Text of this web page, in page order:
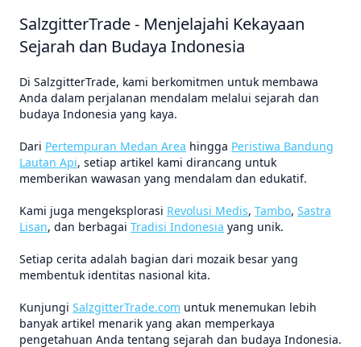
SalzgitterTrade - Menjelajahi Kekayaan
Sejarah dan Budaya Indonesia
Di SalzgitterTrade, kami berkomitmen untuk membawa
Anda dalam perjalanan mendalam melalui sejarah dan
budaya Indonesia yang kaya.
Dari Pertempuran Medan Area hingga Peristiwa Bandung
Lautan Api, setiap artikel kami dirancang untuk
memberikan wawasan yang mendalam dan edukatif.
Kami juga mengeksplorasi Revolusi Medis, Tambo, Sastra
Lisan, dan berbagai Tradisi Indonesia yang unik.
Setiap cerita adalah bagian dari mozaik besar yang
membentuk identitas nasional kita.
Kunjungi SalzgitterTrade.com untuk menemukan lebih
banyak artikel menarik yang akan memperkaya
pengetahuan Anda tentang sejarah dan budaya Indonesia.